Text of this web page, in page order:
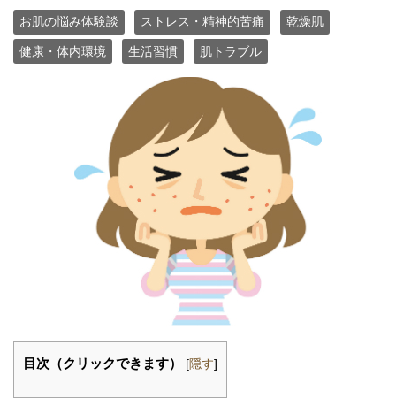
お肌の悩み体験談 ストレス・精神的苦痛 乾燥肌
健康・体内環境 生活習慣 肌トラブル
目次（クリックできます） [隠す]